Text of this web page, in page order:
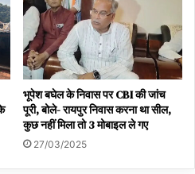
भूपेश बघेल के निवास पर CBI की जांच
पूरी, बोले- रायपुर निवास करना था सील,
कुछ नहीं मिला तो 3 मोबाइल ले गए
27/03/2025